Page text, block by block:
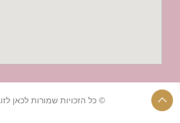
© כל הזכויות שמורות לכאן